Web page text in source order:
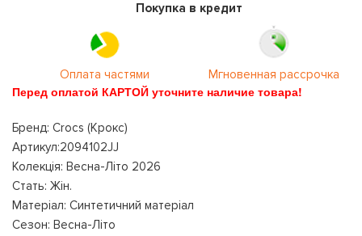
Покупка в кредит
Оплата частями Мгновенная рассрочка
Перед оплатой КАРТОЙ уточните наличие товара!
Бренд: Crocs (Крокс)
Артикул:2094102JJ
Колекція: Весна-Літо 2026
Стать: Жін.
Матеріал: Синтетичний матеріал
Сезон: Весна-Літо